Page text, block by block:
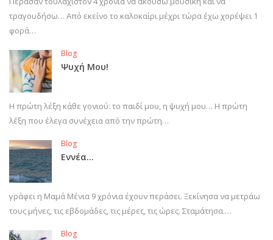
τραγουδήσω… Από εκείνο το καλοκαίρι μέχρι τώρα έχω χορέψει 1
φορά…
Blog
Ψυχή Μου!
Η πρώτη λέξη κάθε γονιού: το παιδί μου, η ψυχή μου… Η πρώτη
λέξη που έλεγα συνέχεια από την πρώτη…
Blog
Εννέα…
γράφει η Μαμά Μένια 9 χρόνια έχουν περάσει. Ξεκίνησα να μετράω
τους μήνες, τις εβδομάδες, τις μέρες, τις ώρες. Σταμάτησα.…
Blog